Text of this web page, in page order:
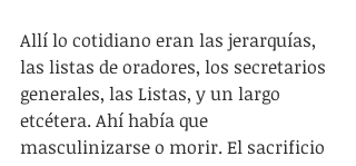
Allí lo cotidiano eran las jerarquías,
las listas de oradores, los secretarios
generales, las Listas, y un largo
etcétera. Ahí había que
masculinizarse o morir. El sacrificio